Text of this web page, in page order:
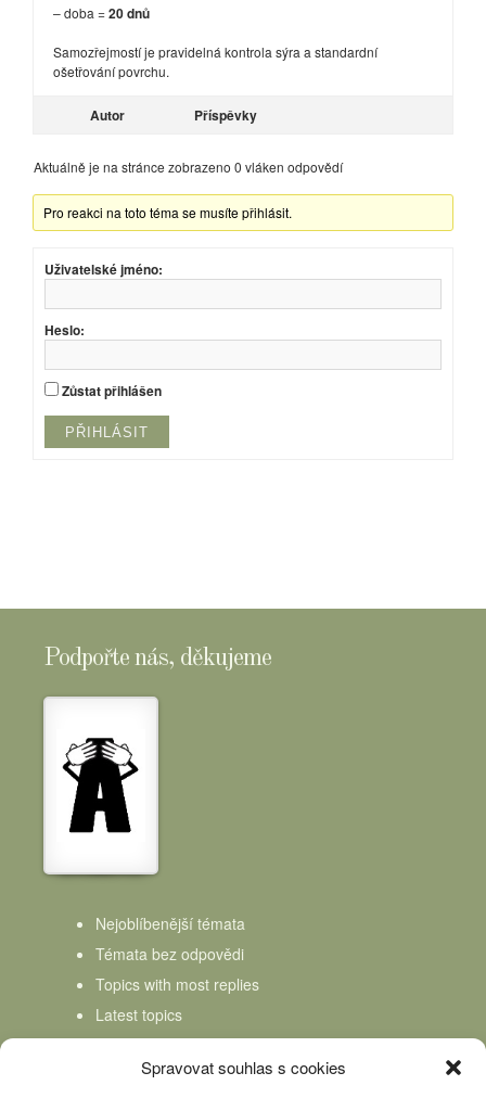
Spravovat souhlas s cookies
– doba =20 dnů
Samozřejmostí je pravidelná kontrola sýra a standardní
ošetřování povrchu.
Autor Příspěvky
Aktuálně je na stránce zobrazeno 0 vláken odpovědí
Pro reakci na toto téma se musíte přihlásit.
Uživatelské jméno:
Heslo:
Zůstat přihlášen
PŘIHLÁSIT
Podpořte nás, děkujeme
Nejoblíbenější témata
Témata bez odpovědi
Topics with most replies
Latest topics
Topics Freshness